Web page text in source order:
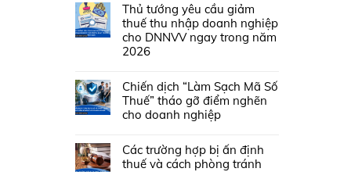
Thủ tướng yêu cầu giảm
thuế thu nhập doanh nghiệp
cho DNNVV ngay trong năm
2026
Chiến dịch “Làm Sạch Mã Số
Thuế” tháo gỡ điểm nghẽn
cho doanh nghiệp
Các trường hợp bị ấn định
thuế và cách phòng tránh